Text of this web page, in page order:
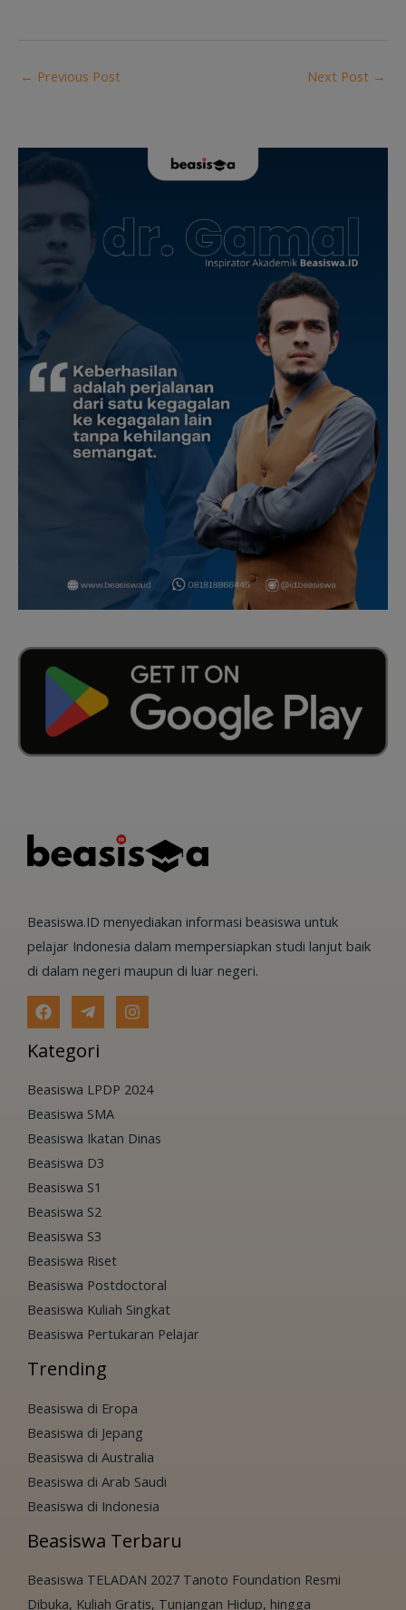
← Previous Post Next Post →
Beasiswa.ID menyediakan informasi beasiswa untuk
pelajar Indonesia dalam mempersiapkan studi lanjut baik
di dalam negeri maupun di luar negeri.
Kategori
Beasiswa LPDP 2024
Beasiswa SMA
Beasiswa Ikatan Dinas
Beasiswa D3
Beasiswa S1
Beasiswa S2
Beasiswa S3
Beasiswa Riset
Beasiswa Postdoctoral
Beasiswa Kuliah Singkat
Beasiswa Pertukaran Pelajar
Trending
Beasiswa di Eropa
Beasiswa di Jepang
Beasiswa di Australia
Beasiswa di Arab Saudi
Beasiswa di Indonesia
Beasiswa Terbaru
Beasiswa TELADAN 2027 Tanoto Foundation Resmi
Dibuka, Kuliah Gratis, Tunjangan Hidup, hingga